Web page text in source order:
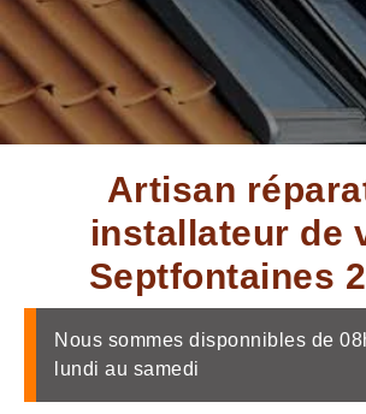
Artisan
installateur de
Septfontaines
Nous sommes disponnibles de
lundi au samedi